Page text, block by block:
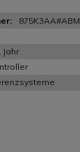
875K3AA#ABM
Jahr